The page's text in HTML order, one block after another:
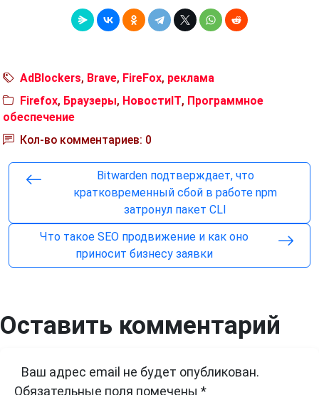
AdBlockers, Brave, FireFox, реклама
Firefox, Браузеры, НовостиIT, Программное
обеспечение
Кол-во комментариев: 0
Bitwarden подтверждает, что
кратковременный сбой в работе npm
затронул пакет CLI
Что такое SEO продвижение и как оно
приносит бизнесу заявки
Оставить комментарий
Ваш адрес email не будет опубликован.
Обязательные поля помечены *